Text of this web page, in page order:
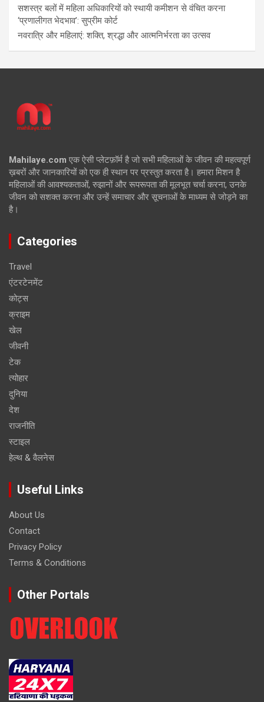
सशस्त्र बलों में महिला अधिकारियों को स्थायी कमीशन से वंचित करना
‘प्रणालीगत भेदभाव’: सुप्रीम कोर्ट
नवरात्रि और महिलाएं: शक्ति, श्रद्धा और आत्मनिर्भरता का उत्सव
Mahilaye.com एक ऐसी प्लेटफ़ॉर्म है जो सभी महिलाओं के जीवन की महत्वपूर्ण
ख़बरों और जानकारियों को एक ही स्थान पर प्रस्तुत करता है। हमारा मिशन है
महिलाओं की आवश्यकताओं, रुझानों और रूपरूपता की मूलभूत चर्चा करना, उनके
जीवन को सशक्त करना और उन्हें समाचार और सूचनाओं के माध्यम से जोड़ने का
है।
Categories
Travel
एंटरटेनमेंट
कोट्स
क्राइम
खेल
जीवनी
टेक
त्योहार
दुनिया
देश
राजनीति
स्टाइल
हेल्थ & वैलनेस
Useful Links
About Us
Contact
Privacy Policy
Terms & Conditions
Other Portals